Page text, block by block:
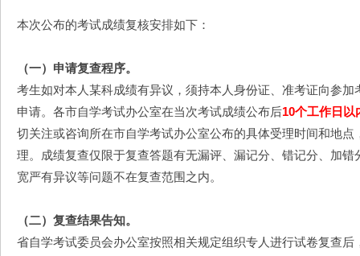
本次公布的考试成绩复核安排如下：
（一）申请复查程序。
考生如对本人某科成绩有异议，须持本人身份证、准考证向参
申请。各市自学考试办公室在当次考试成绩公布后10个工作日以
切关注或咨询所在市自学考试办公室公布的具体受理时间和地
理。成绩复查仅限于复查答题有无漏评、漏记分、错记分、加
宽严有异议等问题不在复查范围之内。
（二）复查结果告知。
省自学考试委员会办公室按照相关规定组织专人进行试卷复查